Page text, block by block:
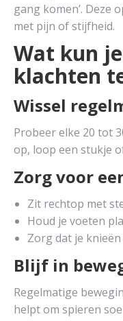
gang komen’. Deze
met pijn of stijfheid.
Wat kun
klachten
Wissel
Probeer elke 20 tot
op, loop een stukje
Zorg voor
Zit rechtop met
Houd je voeten
Zorg dat je
Blijf in
Regelmatige
helpt om spieren